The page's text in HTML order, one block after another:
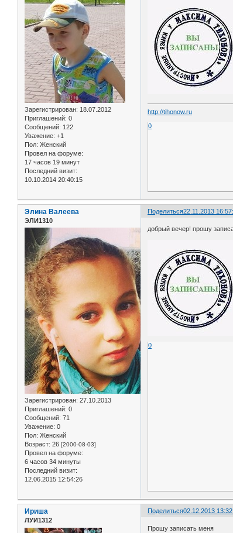
Зарегистрирован: 18.07.2012
Приглашений: 0
Сообщений: 122
Уважение: +1
Пол: Женский
Провел на форуме:
17 часов 19 минут
Последний визит:
10.10.2014 20:40:15
http://tihonow.ru
0
Поделиться22.11.2013
Элина Валеева
ЭЛИ1310
Зарегистрирован: 27.10.2013
Приглашений: 0
Сообщений: 71
Уважение: 0
Пол: Женский
Возраст: 26 [2000-08-03]
Провел на форуме:
6 часов 34 минуты
Последний визит:
12.06.2015 12:54:26
добрый вечер! прошу
0
Поделиться02.12.2013
Ириша
ЛУИ1312
Прошу записать меня